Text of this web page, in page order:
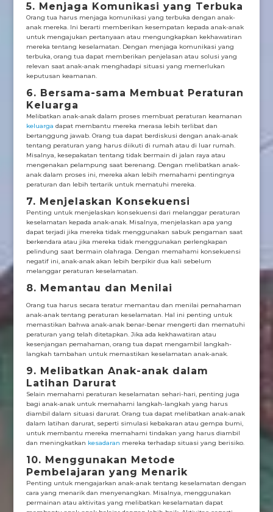
5. Menjaga Komunikasi yang Terbuka
Orang tua harus menjaga komunikasi yang terbuka dengan anak-
anak mereka. Ini berarti memberikan kesempatan kepada anak-anak
untuk mengajukan pertanyaan atau mengungkapkan kekhawatiran
mereka tentang keselamatan. Dengan menjaga komunikasi yang
terbuka, orang tua dapat memberikan penjelasan atau solusi yang
relevan saat anak-anak menghadapi situasi yang memerlukan
keputusan keamanan.
6. Bersama-sama Membuat Peraturan
Keluarga
Melibatkan anak-anak dalam proses membuat peraturan keamanan
keluarga dapat membantu mereka merasa lebih terlibat dan
bertanggung jawab. Orang tua dapat berdiskusi dengan anak-anak
tentang peraturan yang harus diikuti di rumah atau di luar rumah.
Misalnya, kesepakatan tentang tidak bermain di jalan raya atau
mengenakan pelampung saat berenang. Dengan melibatkan anak-
anak dalam proses ini, mereka akan lebih memahami pentingnya
peraturan dan lebih tertarik untuk mematuhi mereka.
7. Menjelaskan Konsekuensi
Penting untuk menjelaskan konsekuensi dari melanggar peraturan
keselamatan kepada anak-anak. Misalnya, menjelaskan apa yang
dapat terjadi jika mereka tidak menggunakan sabuk pengaman saat
berkendara atau jika mereka tidak menggunakan perlengkapan
pelindung saat bermain olahraga. Dengan memahami konsekuensi
negatif ini, anak-anak akan lebih berpikir dua kali sebelum
melanggar peraturan keselamatan.
8. Memantau dan Menilai
Orang tua harus secara teratur memantau dan menilai pemahaman
anak-anak tentang peraturan keselamatan. Hal ini penting untuk
memastikan bahwa anak-anak benar-benar mengerti dan mematuhi
peraturan yang telah ditetapkan. Jika ada kekhawatiran atau
kesenjangan pemahaman, orang tua dapat mengambil langkah-
langkah tambahan untuk memastikan keselamatan anak-anak.
9. Melibatkan Anak-anak dalam
Latihan Darurat
Selain memahami peraturan keselamatan sehari-hari, penting juga
bagi anak-anak untuk memahami langkah-langkah yang harus
diambil dalam situasi darurat. Orang tua dapat melibatkan anak-anak
dalam latihan darurat, seperti simulasi kebakaran atau gempa bumi,
untuk membantu mereka memahami tindakan yang harus diambil
dan meningkatkan kesadaran mereka terhadap situasi yang berisiko.
10. Menggunakan Metode
Pembelajaran yang Menarik
Penting untuk mengajarkan anak-anak tentang keselamatan dengan
cara yang menarik dan menyenangkan. Misalnya, menggunakan
permainan atau aktivitas yang melibatkan keselamatan dapat